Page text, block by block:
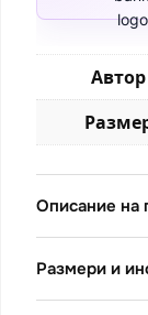
Автор
Описание на
Размери и